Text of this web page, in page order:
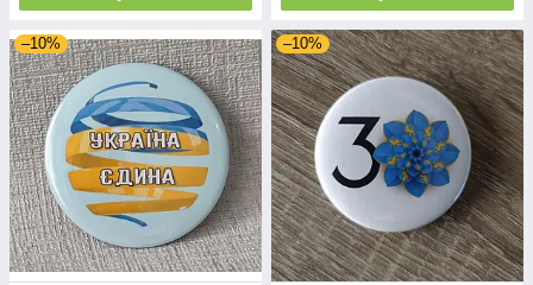
–10% –10%